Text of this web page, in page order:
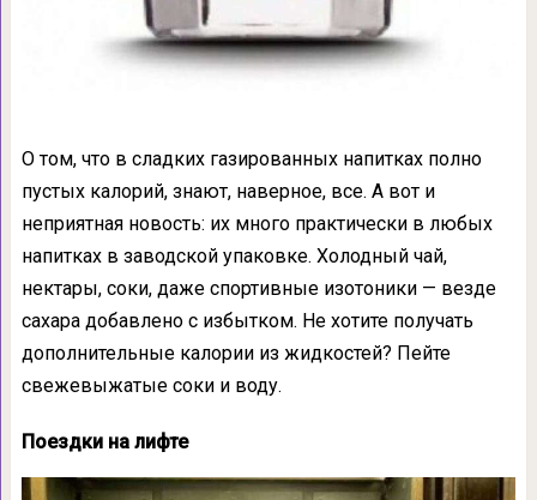
О том, что в сладких газированных напитках полно
пустых калорий, знают, наверное, все. А вот и
неприятная новость: их много практически в любых
напитках в заводской упаковке. Холодный чай,
нектары, соки, даже спортивные изотоники — везде
сахара добавлено с избытком. Не хотите получать
дополнительные калории из жидкостей? Пейте
свежевыжатые соки и воду.
Поездки на лифте